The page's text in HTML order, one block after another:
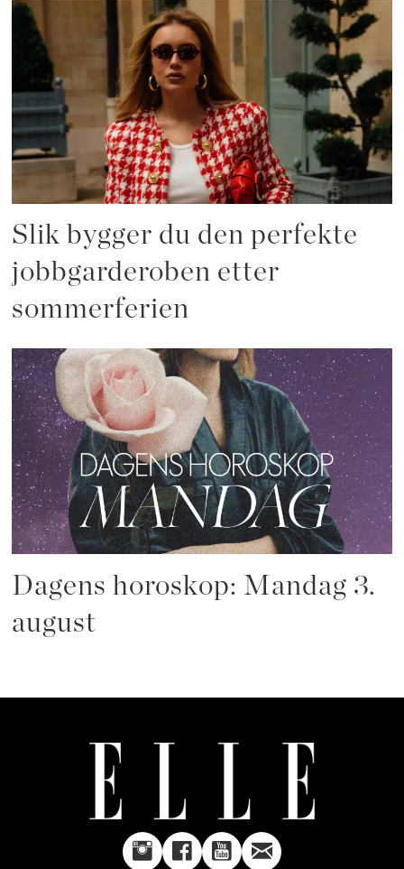
Slik bygger du den perfekte
jobbgarderoben etter
sommerferien
Dagens horoskop: Mandag 3.
august